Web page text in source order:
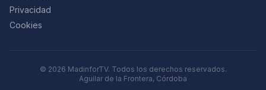
Privacidad
Cookies
© 2026 MadinforTV. Todos los derechos reservados.
Aguilar de la Frontera, Córdoba